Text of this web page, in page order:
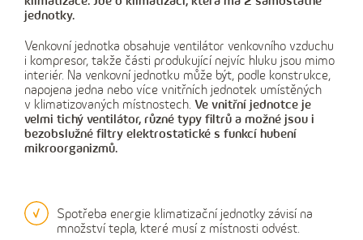
jednotky.
Venkovní jednotka obsahuje ventilátor venkovního vzduchu
i kompresor, takže části produkující nejvíc hluku jsou mimo
interiér. Na venkovní jednotku může být, podle konstrukce,
napojena jedna nebo více vnitřních jednotek umístěných
v klimatizovaných místnostech. Ve vnitřní jednotce je
velmi tichý ventilátor, různé typy filtrů a možné jsou i
bezobslužné filtry elektrostatické s funkcí hubení
mikroorganizmů.
Spotřeba energie klimatizační jednotky závisí na
množství tepla, které musí z místnosti odvést.